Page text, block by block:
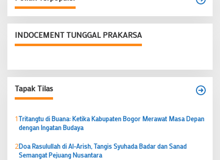
INDOCEMENT TUNGGAL PRAKARSA
Tapak Tilas
1Tritangtu di Buana: Ketika Kabupaten Bogor Merawat Masa Depan
dengan Ingatan Budaya
2Doa Rasulullah di Al-Arish, Tangis Syuhada Badar dan Sanad
Semangat Pejuang Nusantara